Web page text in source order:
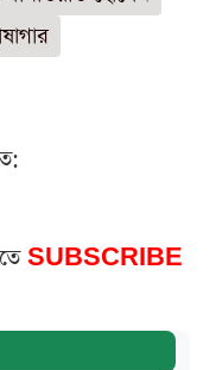
SUBSCRIBE